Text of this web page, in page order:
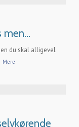
men…
du skal alligevel
Mere